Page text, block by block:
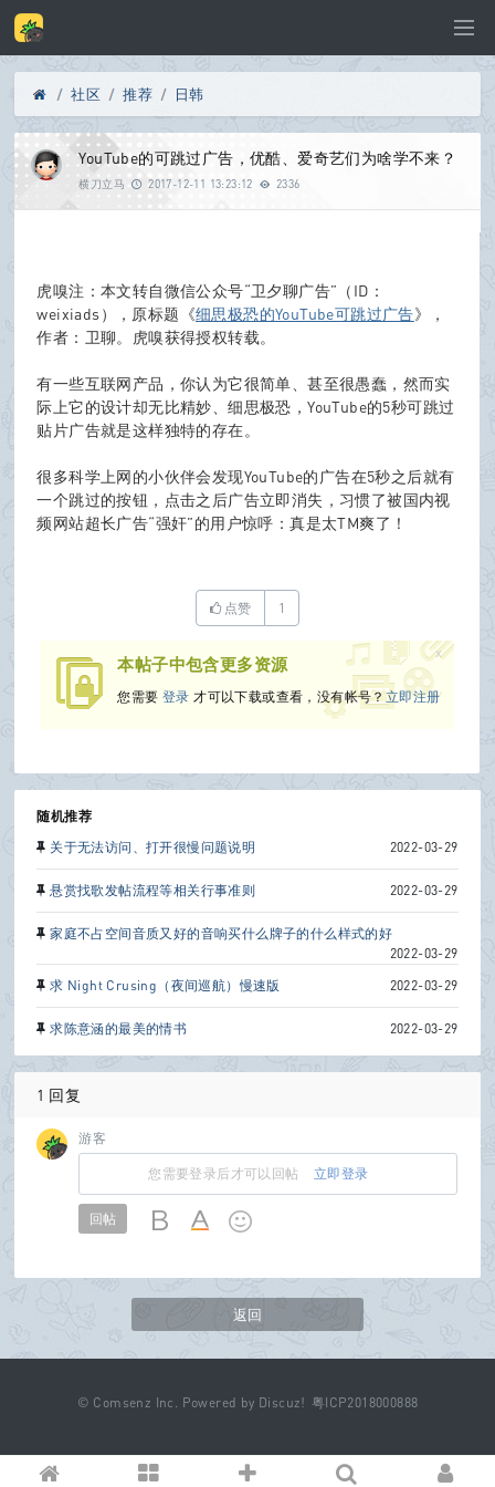
Di
z!
»
社区
›
推荐
›
日韩
YouTube的可跳过广告，优酷、爱奇艺们为啥学不来？
横刀立马 2017-12-11 13:23:12 2336
虎嗅注：本文转自微信公众号“卫夕聊广告”（ID：
weixiads），原标题《细思极恐的YouTube可跳过广告》，
作者：卫聊。虎嗅获得授权转载。
有一些互联网产品，你认为它很简单、甚至很愚蠢，然而实
际上它的设计却无比精妙、细思极恐，YouTube的5秒可跳过
贴片广告就是这样独特的存在。
很多科学上网的小伙伴会发现YouTube的广告在5秒之后就有
一个跳过的按钮，点击之后广告立即消失，习惯了被国内视
频网站超长广告“强奸”的用户惊呼：真是太TM爽了！
点赞 1
本帖子中包含更多资源
您需要登录 才可以下载或查看，没有帐号？ 立即注册
x
随机推荐
关于无法访问、打开很慢问题说明
2022-03-29
悬赏找歌发帖流程等相关行事准则 2022-03-29
家庭不占空间音质又好的音响买什么牌子的什么样式的好
2022-03-29
求 Night Crusing（夜间巡航）慢速版
2022-03-29
求陈意涵的最美的情书 2022-03-29
1 回复
游客
您需要登录后才可以回帖 立即登录
回帖
返回
© Comsenz Inc. Powered by Discuz! 粤ICP2018000888